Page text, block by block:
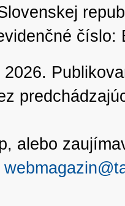
číslo:
2026.
alebo